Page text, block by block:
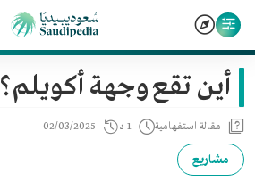
أين تقع وجهة أكويلم؟
مقالة استفهامية 1 د 02/03/2025
مشاريع